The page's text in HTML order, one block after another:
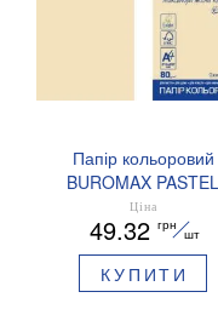
Папір кольоровий
BUROMAX PASTEL
EUROMAX 20 арк А4
мс BM.2721220E-08
Ціна
49.32 грн
шт
КУПИТИ